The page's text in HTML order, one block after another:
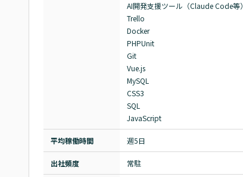
AI開発支援ツール（Claude Code等）
Trello
Docker
PHPUnit
Git
Vue.js
MySQL
CSS3
SQL
JavaScript
平均稼働時間 週5日
出社頻度 常駐